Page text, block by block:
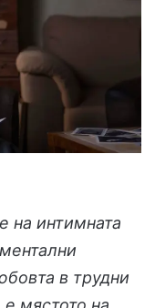
на интимната
в трудни